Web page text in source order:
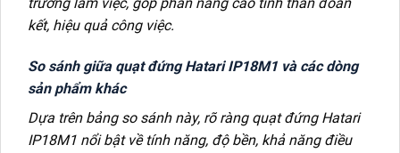
trường làm việc, góp phần nâng cao tinh thần đoàn
kết, hiệu quả công việc.
So sánh giữa quạt đứng Hatari IP18M1 và các dòng
sản phẩm khác
Dựa trên bảng so sánh này, rõ ràng quạt đứng Hatari
IP18M1 nổi bật về tính năng, độ bền, khả năng điều